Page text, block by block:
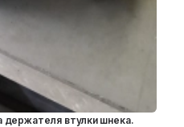
втулки шнека.